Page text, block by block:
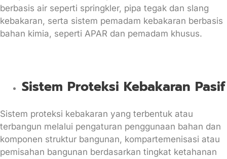
berbasis air seperti springkler, pipa tegak dan slang
kebakaran, serta sistem pemadam kebakaran berbasis
bahan kimia, seperti APAR dan pemadam khusus.
Sistem Proteksi Kebakaran Pasif
Sistem proteksi kebakaran yang terbentuk atau
terbangun melalui pengaturan penggunaan bahan dan
komponen struktur bangunan, kompartemenisasi atau
pemisahan bangunan berdasarkan tingkat ketahanan